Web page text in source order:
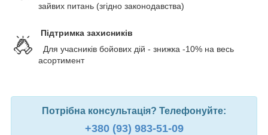
зайвих питань (згідно законодавства)
Підтримка захисників
Для учасників бойових дій - знижка -10% на весь
асортимент
Потрібна консультація? Телефонуйте:
+380 (93) 983-51-09